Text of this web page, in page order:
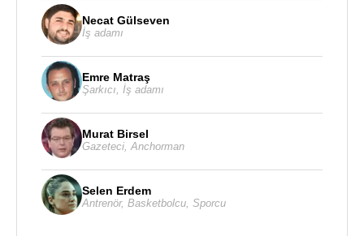
Necat Gülseven
İş adamı
Emre Matraş
Şarkıcı İş adamı
Murat Birsel
Gazeteci Anchorman
Selen Erdem
Antrenör, Basketbolcu Sporcu